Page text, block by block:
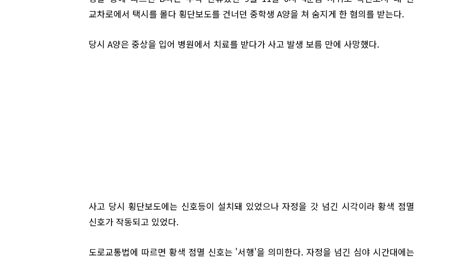
교차로에서 택시를 몰다 횡단보도를 건너던 중학생 A양을 쳐 숨지게 한 혐의를 받는다.
당시 A양은 중상을 입어 병원에서 치료를 받다가 사고 발생 보름 만에 사망했다.
사고 당시 횡단보도에는 신호등이 설치돼 있었으나 자정을 갓 넘긴 시각이라 황색 점멸
신호가 작동되고 있었다.
도로교통법에 따르면 황색 점멸 신호는 '서행'을 의미한다. 자정을 넘긴 심야 시간대에는